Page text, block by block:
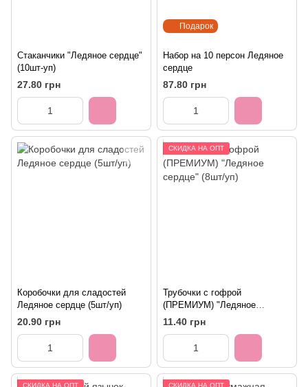
Стаканчики "Ледяное сердце"
(10шт-уп)
27.80 грн
Подарок
Набор на 10 персон Ледяное
сердце
87.80 грн
Коробочки для сладостей
Ледяное сердце (5шт/уп)
20.90 грн
СКИДКА НА ОПТ
Трубочки с гофрой
(ПРЕМИУМ) "Ледяное
сердце" (8шт/уп)
11.40 грн